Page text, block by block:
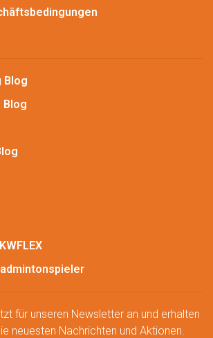
Blog
Blog
für unseren Newsletter an und erhalten
neuesten Nachrichten und Aktionen.